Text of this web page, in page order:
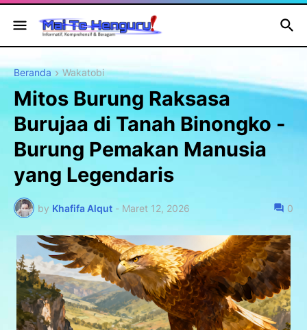
Beranda Wakatobi
Mitos Burung Raksasa
Burujaa di Tanah Binongko -
Burung Pemakan Manusia
yang Legendaris
by Khafifa Alqut - Maret 12, 2026 0